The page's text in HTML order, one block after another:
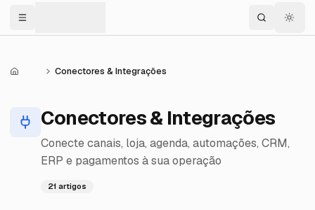
Menu
Central de AjudaConectores & Integrações
Conectores & Integrações
Conecte canais, loja, agenda, automações, CRM,
ERP e pagamentos à sua operação
21artigos